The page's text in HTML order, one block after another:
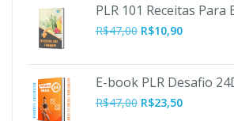
PLR 101 Receitas Para
R$47,00 O
era:
R$47,00.
R$10,90O
é:
R$10,90.
E-book PLR Desafio
R$47,00 R$23,50